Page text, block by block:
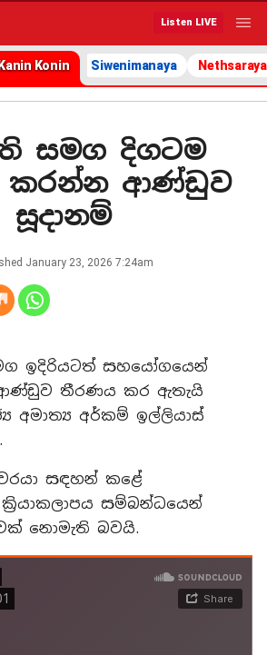
Listen LIVE
Konin Siwenimanaya Nethsaraya
සමග දිගටම
කරන්න ආණ්ඩුව
සූදානම්
January 23, 2026 7:24am
ඉදිරියටත් සහයෝගයෙන්
තීරණය කර ඇතැයි
අමාත්‍ය අර්කම් ඉල්ලියාස්
සඳහන් කළේ
සම්බන්ධයෙන්
නොමැති බවයි.